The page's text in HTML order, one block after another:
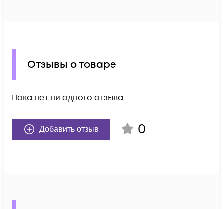
Отзывы о товаре
Пока нет ни одного отзыва
Добавить отзыв 0